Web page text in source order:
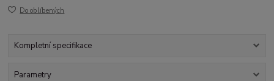
Do oblíbených
Kompletní specifikace
Parametry